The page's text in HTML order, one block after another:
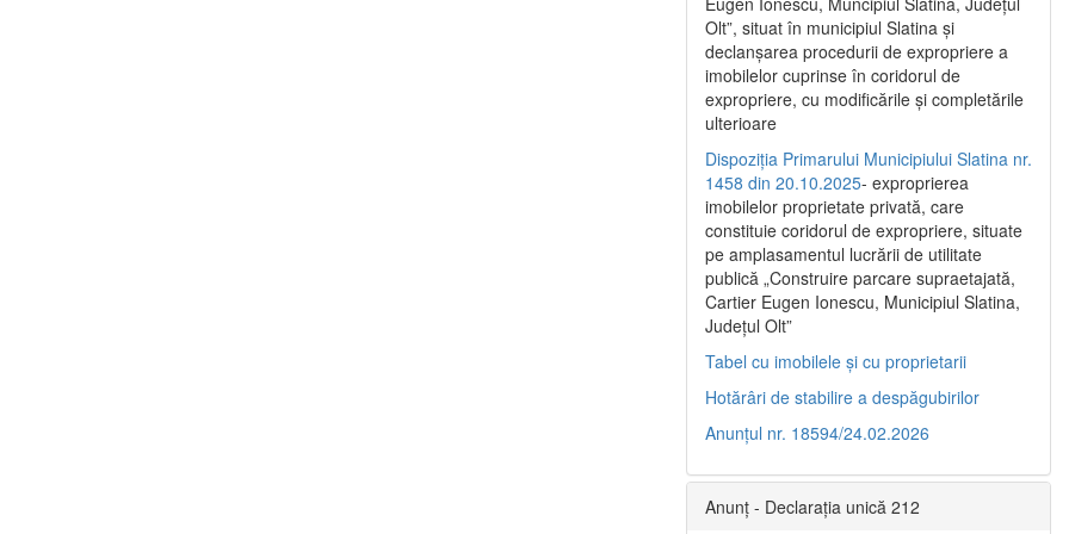
Olt”, situat în municipiul Slatina şi
declanşarea procedurii de expropriere a
imobilelor cuprinse în coridorul de
expropriere, cu modificările şi completările
ulterioare
Dispoziția Primarului Municipiului Slatina nr.
1458 din 20.10.2025- exproprierea
imobilelor proprietate privată, care
constituie coridorul de expropriere, situate
pe amplasamentul lucrării de utilitate
publică „Construire parcare supraetajată,
Cartier Eugen Ionescu, Municipiul Slatina,
Județul Olt”
Tabel cu imobilele și cu proprietarii
Hotărâri de stabilire a despăgubirilor
Anunțul nr. 18594/24.02.2026
Anunț - Declarația unică 212